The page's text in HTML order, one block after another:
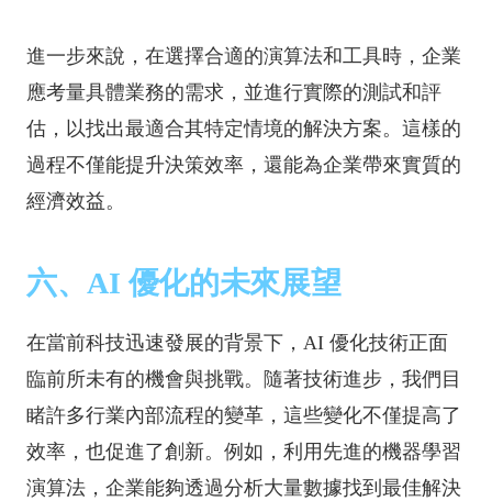
進一步來說，在選擇合適的演算法和工具時，企業
應考量具體業務的需求，並進行實際的測試和評
估，以找出最適合其特定情境的解決方案。這樣的
過程不僅能提升決策效率，還能為企業帶來實質的
經濟效益。
六、AI 優化的未來展望
在當前科技迅速發展的背景下，AI 優化技術正面
臨前所未有的機會與挑戰。隨著技術進步，我們目
睹許多行業內部流程的變革，這些變化不僅提高了
效率，也促進了創新。例如，利用先進的機器學習
演算法，企業能夠透過分析大量數據找到最佳解決